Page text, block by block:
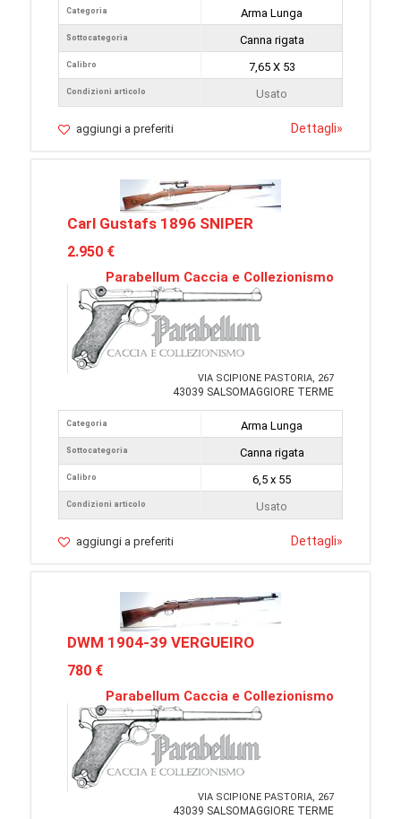
Categoria
Sottocategoria
Calibro
Condizioni articolo
Arma Lunga
Canna rigata
7,65 X 53
Usato
aggiungi a preferiti Dettagli»
Carl Gustafs 1896 SNIPER
2.950 €
Parabellum Caccia e Collezionismo
VIA SCIPIONE PASTORIA, 267
43039 SALSOMAGGIORE TERME
Categoria
Sottocategoria
Calibro
Condizioni articolo
Arma Lunga
Canna rigata
6,5 x 55
Usato
aggiungi a preferiti Dettagli»
DWM 1904-39 VERGUEIRO
780 €
Parabellum Caccia e Collezionismo
VIA SCIPIONE PASTORIA, 267
43039 SALSOMAGGIORE TERME